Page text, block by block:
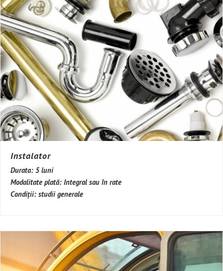
Instalator
Durata: 5 luni
Modalitate plată: Integral sau în rate
Condiții: studii generale